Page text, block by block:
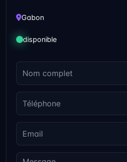
Gabon
disponible